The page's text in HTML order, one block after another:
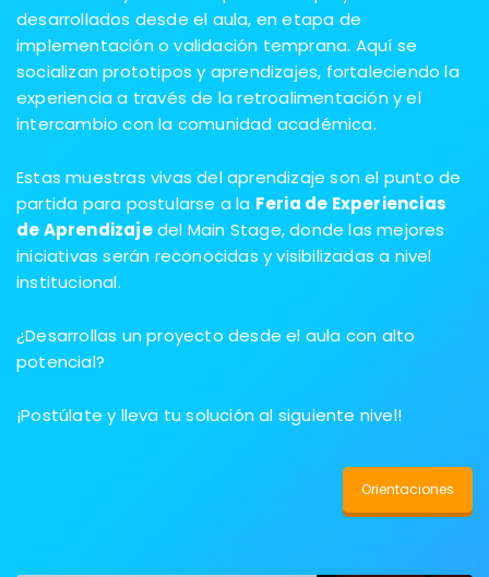
desarrollados desde el aula, en etapa de
implementación o validación temprana. Aquí se
socializan prototipos y aprendizajes, fortaleciendo la
experiencia a través de la retroalimentación y el
intercambio con la comunidad académica.
Estas muestras vivas del aprendizaje son el punto de
partida para postularse a la Feria de Experiencias
de Aprendizajedel Main Stage, donde las mejores
iniciativas serán reconocidas y visibilizadas a nivel
institucional.
¿Desarrollas un proyecto desde el aula con alto
potencial?
¡Postúlate y lleva tu solución al siguiente nivel!
Orientaciones